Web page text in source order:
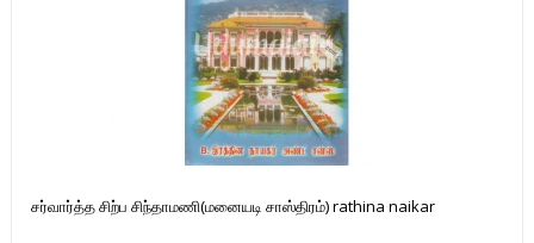
சர்வார்த்த சிற்ப சிந்தாமணி(மனையடி சாஸ்திரம்) rathina naikar